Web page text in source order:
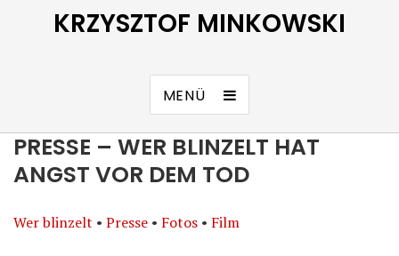
KRZYSZTOF MINKOWSKI
MENÜ
PRESSE – WER BLINZELT HAT
ANGST VOR DEM TOD
Wer blinzelt • Presse • Fotos • Film